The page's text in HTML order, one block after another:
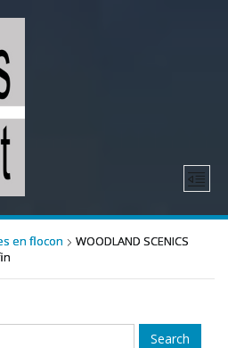
en flocon
WOODLAND SCENICS
Search